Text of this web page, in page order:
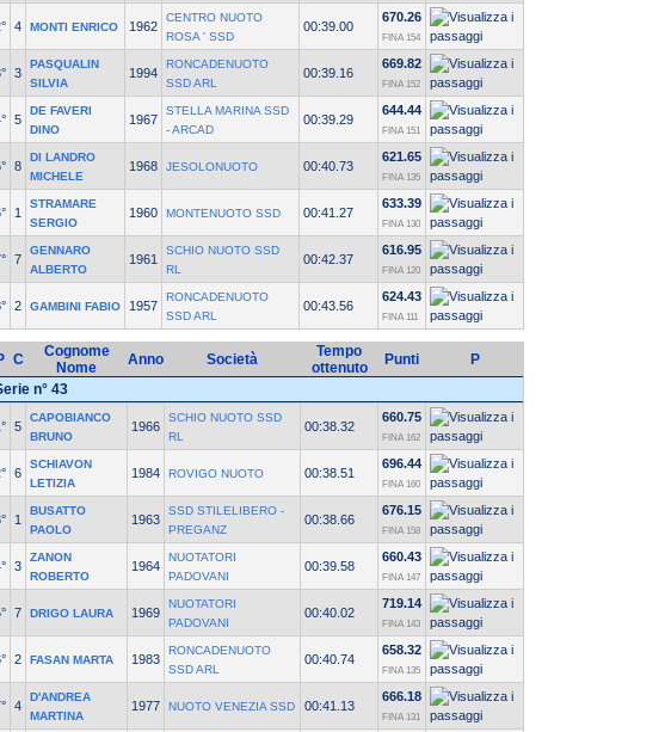
4 MONTI ENRICO 1962
CENTRO NUOTO
ROSA ' SSD
00:39.00
670.26
FINA 154
3
PASQUALIN
SILVIA
1994
RONCADENUOTO
SSD ARL
00:39.16
669.82
FINA 152
5
DE FAVERI
DINO
1967
STELLA MARINA SSD
- ARCAD
00:39.29
644.44
FINA 151
8
DI LANDRO
MICHELE
1968 JESOLONUOTO 00:40.73
621.65
FINA 135
1
STRAMARE
SERGIO
1960 MONTENUOTO SSD 00:41.27
633.39
FINA 130
7
GENNARO
ALBERTO
1961
SCHIO NUOTO SSD
RL
00:42.37
616.95
FINA 120
2 GAMBINI FABIO 1957
RONCADENUOTO
SSD ARL
00:43.56
624.43
FINA 111
C
Cognome
Nome
Anno Società
Tempo
ottenuto
Punti
P
n° 43
5
CAPOBIANCO
BRUNO
1966
SCHIO NUOTO SSD
RL
00:38.32
660.75
FINA 162
6
SCHIAVON
LETIZIA
1984 ROVIGO NUOTO 00:38.51
696.44
FINA 160
1
BUSATTO
PAOLO
1963
SSD STILELIBERO -
PREGANZ
00:38.66
676.15
FINA 158
3
ZANON
ROBERTO
1964
NUOTATORI
PADOVANI
00:39.58
660.43
FINA 147
7 DRIGO LAURA 1969
NUOTATORI
PADOVANI
00:40.02
719.14
FINA 143
2 FASAN MARTA 1983
RONCADENUOTO
SSD ARL
00:40.74
658.32
FINA 135
4
D'ANDREA
MARTINA
1977 NUOTO VENEZIA SSD 00:41.13
666.18
FINA 131